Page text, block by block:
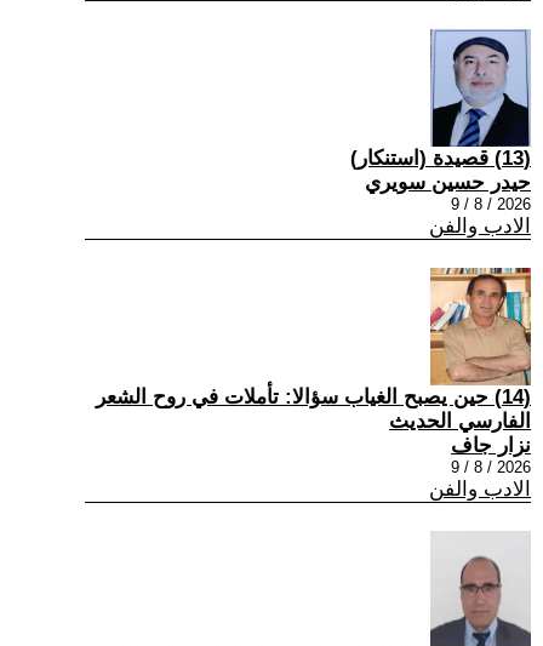
(13) قصيدة (استنكار)
حيدر حسين سويري
2026 / 8 / 9
الادب والفن
(14) حين يصبح الغياب سؤالا: تأملات في روح الشعر
الفارسي الحديث
نزار جاف
2026 / 8 / 9
الادب والفن